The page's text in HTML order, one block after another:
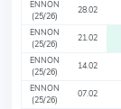
ENNON
(25/26)
28.02
ENNON
(25/26)
21.02
ENNON
(25/26)
14.02
ENNON
(25/26)
07.02